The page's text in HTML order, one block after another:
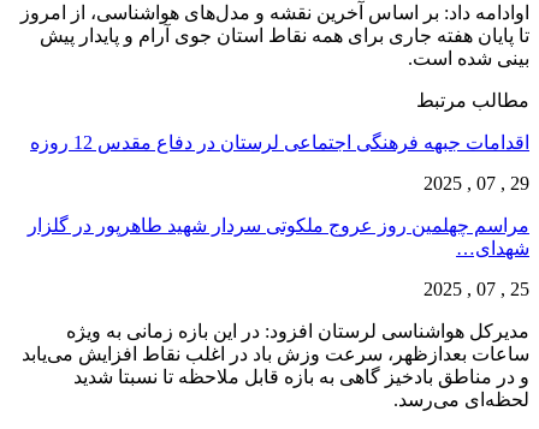
اوادامه داد: بر اساس آخرین نقشه و مدل‌های هواشناسی، از امروز
تا پایان هفته جاری برای همه نقاط استان جوی آرام و پایدار پیش
بینی شده است.
مطالب مرتبط
اقدامات جبهه فرهنگی اجتماعی لرستان در دفاع مقدس 12 روزه
29 , 07 , 2025
مراسم چهلمین روز عروج ملکوتی سردار شهید طاهرپور در گلزار
شهدای…
25 , 07 , 2025
مدیرکل هواشناسی لرستان افزود: در این بازه زمانی به ویژه
ساعات بعدازظهر، سرعت وزش باد در اغلب نقاط افزایش می‌یابد
و در مناطق بادخیز گاهی به بازه قابل ملاحظه تا نسبتا شدید
لحظه‌ای می‌رسد.